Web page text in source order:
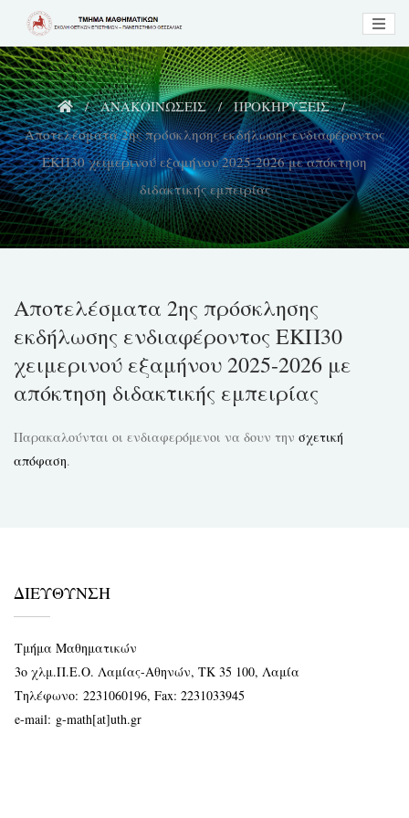
content
ΑΝΑΚΟΙΝΩΣΕΙΣ
ΠΡΟΚΗΡΥΞΕΙΣ
Αποτελέσματα 2ης πρόσκλησης εκδήλωσης ενδιαφέροντος
ΕΚΠ30 χειμερινού εξαμήνου 2025-2026 με απόκτηση
διδακτικής εμπειρίας
Αποτελέσματα 2ης πρόσκλησης
εκδήλωσης ενδιαφέροντος ΕΚΠ30
χειμερινού εξαμήνου 2025-2026 με
απόκτηση διδακτικής εμπειρίας
Παρακαλούνται οι ενδιαφερόμενοι να δουν την σχετική
απόφαση.
ΔΙΕΥΘΥΝΣΗ
Τμήμα Μαθηματικών
3ο χλμ.Π.Ε.Ο. Λαμίας-Αθηνών, ΤΚ 35 100, Λαμία
Τηλέφωνο: 2231060196, Fax: 2231033945
e-mail: g-math[at]uth.gr